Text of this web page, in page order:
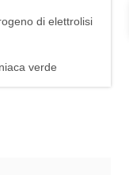
di elettrolisi
verde